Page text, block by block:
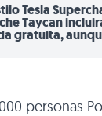
Tesla
Taycan
gratuita,
personas